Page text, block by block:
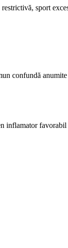
sport
confundă
inflamator